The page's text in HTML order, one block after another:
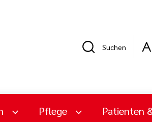
Suchen
Pflege Patienten